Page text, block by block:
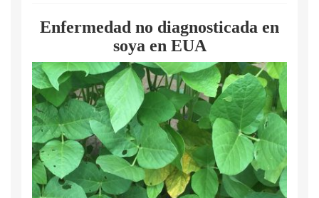
Enfermedad no diagnosticada en
soya en EUA